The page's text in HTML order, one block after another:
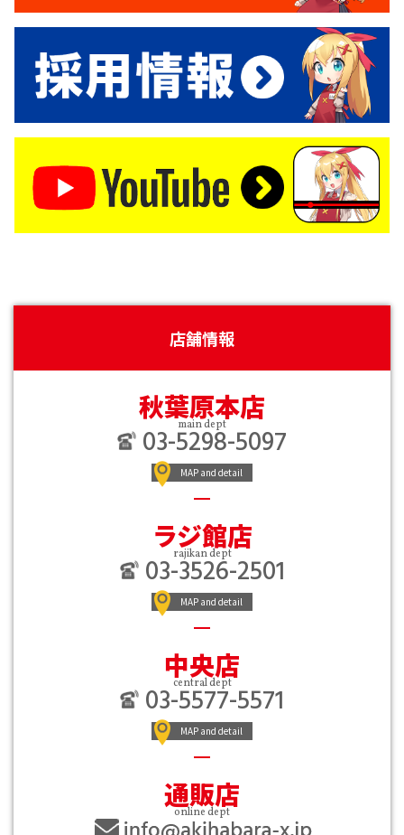
店舗情報
秋葉原本店
main dept
03-5298-5097
MAP and detail
ラジ館店
rajikan dept
03-3526-2501
MAP and detail
中央店
central dept
03-5577-5571
MAP and detail
通販店
online dept